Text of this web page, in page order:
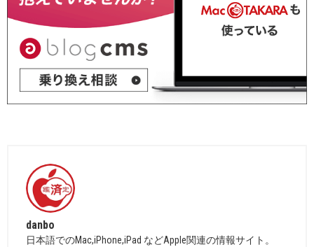
danbo
日本語でのMac,iPhone,iPad などApple関連の情報サイト。